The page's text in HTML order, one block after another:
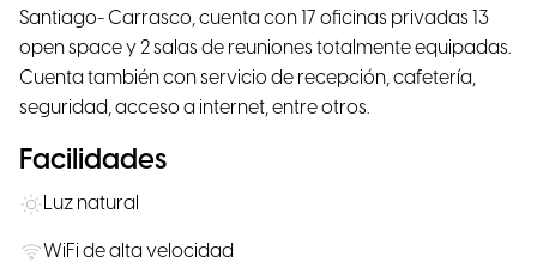
Santiago- Carrasco, cuenta con 17 oficinas privadas 13
open space y 2 salas de reuniones totalmente equipadas.
Cuenta también con servicio de recepción, cafetería,
seguridad, acceso a internet, entre otros.
Facilidades
Luz natural
WiFi de alta velocidad